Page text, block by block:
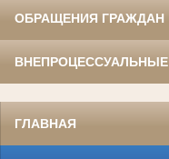
ОБРАЩЕНИЯ ГРАЖДАН
ГЛАВНАЯ